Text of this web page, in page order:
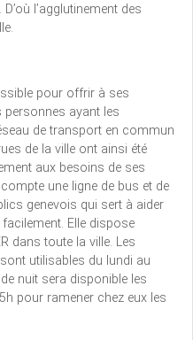
l’agglutinement des
pour offrir à ses
personnes ayant les
de transport en commun
de la ville ont ainsi été
aux besoins de ses
une ligne de bus et de
genevois qui sert à aider
Elle dispose
dans toute la ville. Les
utilisables du lundi au
nuit sera disponible les
pour ramener chez eux les